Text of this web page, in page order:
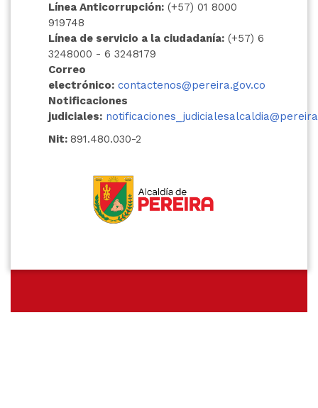
Línea Anticorrupción:(+57) 01 8000
919748
Línea de servicio a la ciudadanía:(+57) 6
3248000 - 6 3248179
Correo
electrónico: contactenos@pereira.gov.co
Notificaciones
judiciales:
Nit: 891.480.030-2